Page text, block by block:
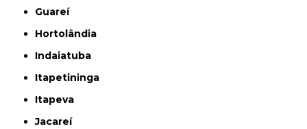
Guareí
Hortolândia
Indaiatuba
Itapetininga
Itapeva
Jacareí